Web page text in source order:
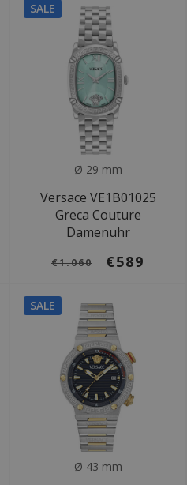
SALE
Ø 29 mm
Versace VE1B01025
Greca Couture
Damenuhr
€1.060 €589
SALE
Ø 43 mm